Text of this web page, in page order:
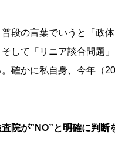
段の言葉でいうと「政
して「リニア談合問題
確かに私自身、今年（
院が”NO”と明確に判